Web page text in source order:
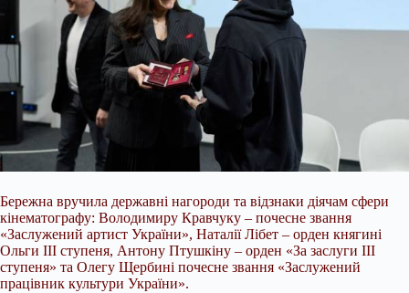
Бережна вручила державні нагороди та відзнаки діячам сфери
кінематографу: Володимиру Кравчуку – почесне звання
«Заслужений артист України», Наталії Лібет – орден княгині
Ольги ІІІ ступеня, Антону Птушкіну – орден «За заслуги ІІІ
ступеня» та Олегу Щербині почесне звання «Заслужений
працівник культури України».